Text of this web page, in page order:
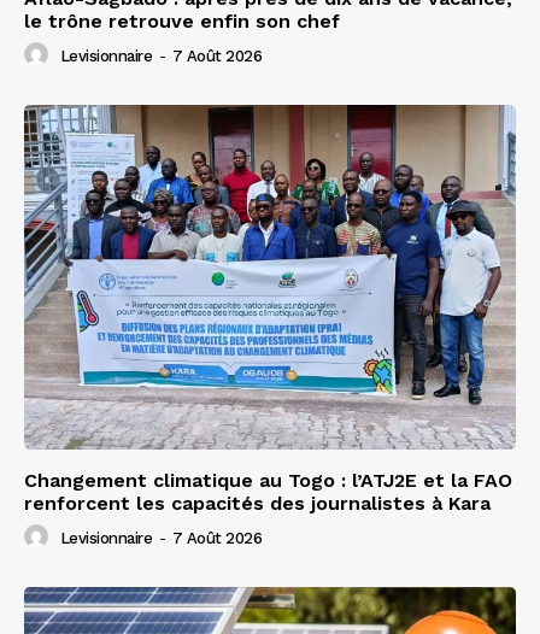
le trône retrouve enfin son chef
Levisionnaire - 7 Août 2026
Changement climatique au Togo : l’ATJ2E et la FAO
renforcent les capacités des journalistes à Kara
Levisionnaire - 7 Août 2026